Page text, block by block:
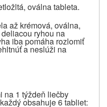
oválna tableta.
až krémová, oválna,
ryhou na
iba pomáha rozlomiť
a neslúži na
na 1 týždeň liečby
obsahuje 6 tabliet: